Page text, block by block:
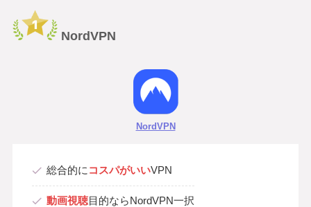
NordVPN
NordVPN
総合的にコスパがいいVPN
動画視聴目的ならNordVPN一択